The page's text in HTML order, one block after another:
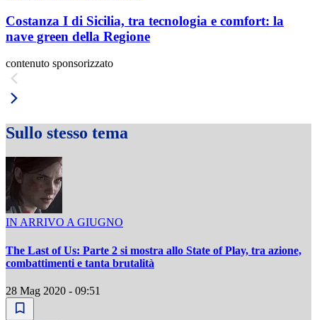
Costanza I di Sicilia, tra tecnologia e comfort: la
nave green della Regione
contenuto sponsorizzato
Sullo stesso tema
IN ARRIVO A GIUGNO
The Last of Us: Parte 2 si mostra allo State of Play, tra azione,
combattimenti e tanta brutalità
28 Mag 2020 - 09:51